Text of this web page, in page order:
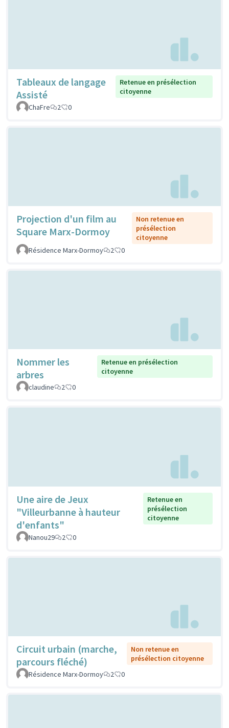
Tableaux de langage
Assisté
Retenue en présélection
citoyenne
ChaFre
2 0
Projection d'un film au
Square Marx-Dormoy
Non retenue en
présélection
citoyenne
Résidence Marx-Dormoy
2 0
Nommer les
arbres
Retenue en présélection
citoyenne
claudine
2 0
Une aire de Jeux
"Villeurbanne à hauteur
d'enfants"
Retenue en
présélection
citoyenne
Nanou29 2 0
Circuit urbain (marche,
parcours fléché)
Non retenue en
présélection citoyenne
Résidence Marx-Dormoy
2 0